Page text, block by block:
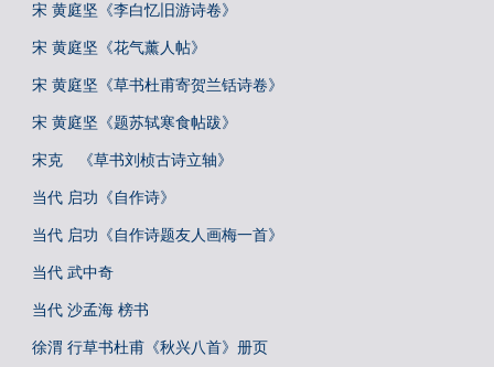
宋 黄庭坚《李白忆旧游诗卷》
宋 黄庭坚《花气薰人帖》
宋 黄庭坚《草书杜甫寄贺兰铦诗卷》
宋 黄庭坚《题苏轼寒食帖跋》
宋克 《草书刘桢古诗立轴》
当代 启功《自作诗》
当代 启功《自作诗题友人画梅一首》
当代 武中奇
当代 沙孟海 榜书
徐渭 行草书杜甫《秋兴八首》册页